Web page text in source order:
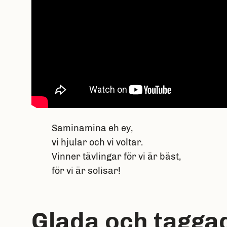
Saminamina eh ey,
vi hjular och vi voltar.
Vinner tävlingar för vi är bäst,
för vi är solisar!